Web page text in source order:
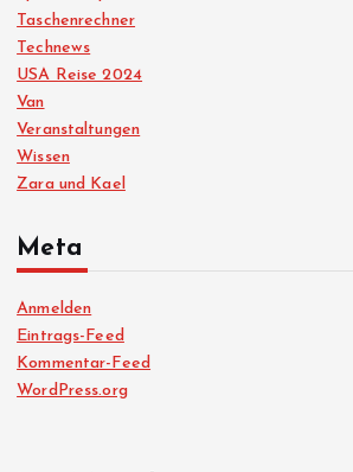
Taschenrechner
Technews
USA Reise 2024
Van
Veranstaltungen
Wissen
Zara und Kael
Meta
Anmelden
Eintrags-Feed
Kommentar-Feed
WordPress.org